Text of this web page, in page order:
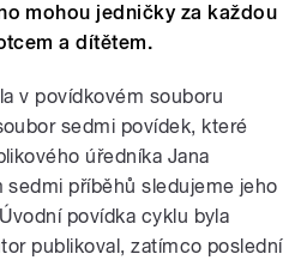
mohou jedničky za každou
a dítětem.
v povídkovém souboru
sedmi povídek, které
úředníka Jana
sedmi příběhů sledujeme jeho
povídka cyklu byla
publikoval, zatímco poslední